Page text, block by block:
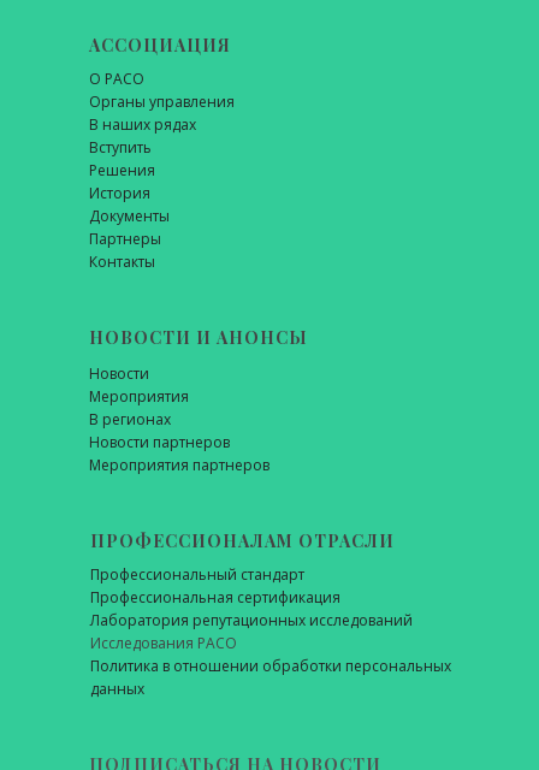
АССОЦИАЦИЯ
О РАСО
Органы управления
В наших рядах
Вступить
Решения
История
Документы
Партнеры
Контакты
НОВОСТИ И АНОНСЫ
Новости
Мероприятия
В регионах
Новости партнеров
Мероприятия партнеров
ПРОФЕССИОНАЛАМ ОТРАСЛИ
Профессиональный стандарт
Профессиональная сертификация
Лаборатория репутационных исследований
Исследования РАСО
Политика в отношении обработки персональных
данных
ПОДПИСАТЬСЯ НА НОВОСТИ